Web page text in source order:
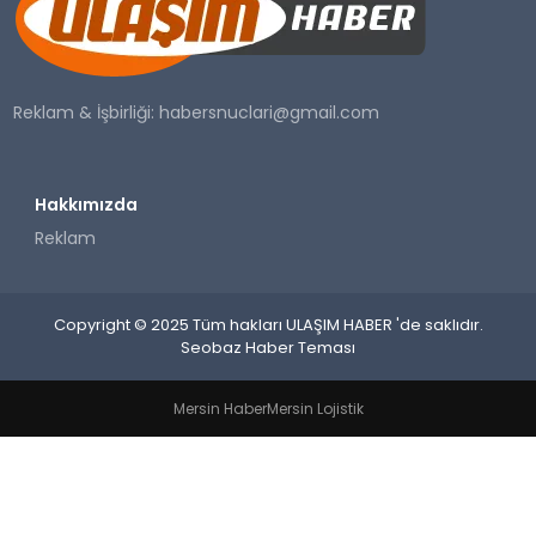
SAĞLIK
YAŞAM
Reklam & İşbirliği:habersnuclari@gmail.com
Hakkımızda
Reklam
Copyright © 2025 Tüm hakları ULAŞIM HABER 'de saklıdır.
Seobaz Haber Teması
Mersin HaberMersin Lojistik